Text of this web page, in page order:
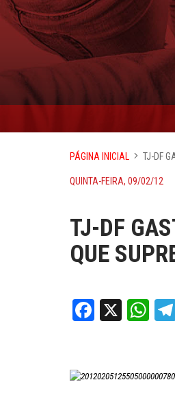
PÁGINA INICIAL TJ-DF
QUINTA-FEIRA, 09/02/12
TJ-DF
QUE
Facebook
X